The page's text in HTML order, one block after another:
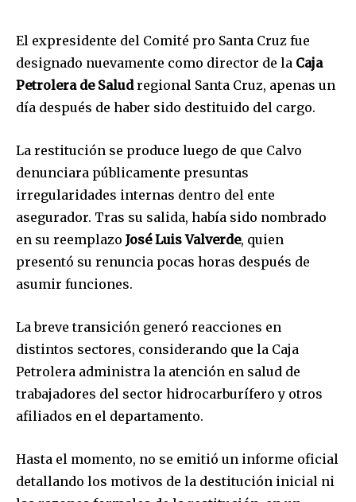
El expresidente del Comité pro Santa Cruz fue
designado nuevamente como director de la Caja
Petrolera de Saludregional Santa Cruz, apenas un
día después de haber sido destituido del cargo.
La restitución se produce luego de que Calvo
denunciara públicamente presuntas
irregularidades internas dentro del ente
asegurador. Tras su salida, había sido nombrado
en su reemplazo José Luis Valverde, quien
presentó su renuncia pocas horas después de
asumir funciones.
La breve transición generó reacciones en
distintos sectores, considerando que la Caja
Petrolera administra la atención en salud de
trabajadores del sector hidrocarburífero y otros
afiliados en el departamento.
Hasta el momento, no se emitió un informe oficial
detallando los motivos de la destitución inicial ni